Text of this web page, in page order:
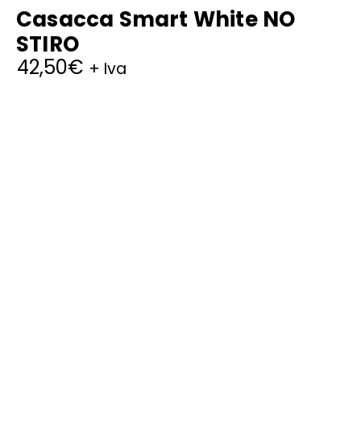
Casacca Smart White NO
STIRO
42,50€ + Iva